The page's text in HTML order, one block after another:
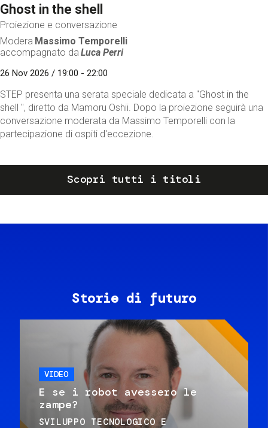
Ghost in the shell
Proiezione e conversazione
Modera Massimo Temporelli
accompagnato da Luca Perri
26 Nov 2026 / 19:00 - 22:00
STEP presenta una serata speciale dedicata a "Ghost in the
shell ", diretto da Mamoru Oshii. Dopo la proiezione seguirà una
conversazione moderata da Massimo Temporelli con la
partecipazione di ospiti d'eccezione.
Scopri tutti i titoli
Storie di futuro
VIDEO
E se i robot avessero le
zampe?
SVILUPPO TECNOLOGICO E